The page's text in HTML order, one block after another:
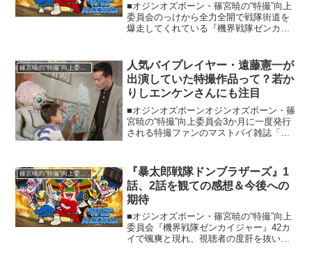
■オジンオズボーン・篠宮暁の“特撮”向上
委員会のっけから全力全開で戦隊街道を
爆走してくれている『機界戦隊ゼンカイ
は、いわゆる「ロス」的なことを引っ張
るタイプではないんですが...
人気バイプレイヤー・遠藤憲一が
出演していた特撮作品って？若か
りしエンケンさんにも注目
■オジンオズボーンオジンオズボーン・篠
宮暁の“特撮”向上委員会3か月に一度発行
される特撮ファンのマストバイ雑誌「宇
違い、いまだに昔と変わらぬペースで、
しかも大満足の情...
篠宮暁の“特撮”向上委員会
『暴太郎戦隊ドンブラザーズ』1
話、2話を観ての感想＆今後への
期待
■オジンオズボーン・篠宮暁の“特撮”向上
委員会『機界戦隊ゼンカイジャー』42カ
イで颯爽と現れ、視聴者の度肝を抜いて